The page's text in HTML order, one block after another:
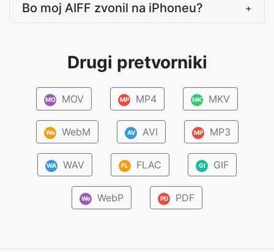
Bo moj AIFF zvonil na iPhoneu? +
Drugi pretvorniki
MO MOV MP MP4 MK MKV
We WebM AV AVI MP MP3
WA WAV FL FLAC GI GIF
We WebP PD PDF